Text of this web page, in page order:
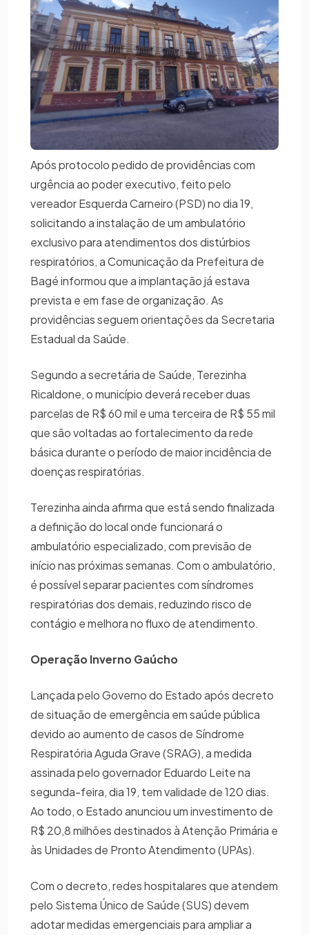
Após protocolo pedido de providências com
urgência ao poder executivo, feito pelo
vereador Esquerda Carneiro (PSD) no dia 19,
solicitando a instalação de um ambulatório
exclusivo para atendimentos dos distúrbios
respiratórios, a Comunicação da Prefeitura de
Bagé informou que a implantação já estava
prevista e em fase de organização. As
providências seguem orientações da Secretaria
Estadual da Saúde.
Segundo a secretária de Saúde, Terezinha
Ricaldone, o município deverá receber duas
parcelas de R$ 60 mil e uma terceira de R$ 55 mil
que são voltadas ao fortalecimento da rede
básica durante o período de maior incidência de
doenças respiratórias.
Terezinha ainda afirma que está sendo finalizada
a definição do local onde funcionará o
ambulatório especializado, com previsão de
início nas próximas semanas. Com o ambulatório,
é possível separar pacientes com síndromes
respiratórias dos demais, reduzindo risco de
contágio e melhora no fluxo de atendimento.
Operação Inverno Gaúcho
Lançada pelo Governo do Estado após decreto
de situação de emergência em saúde pública
devido ao aumento de casos de Síndrome
Respiratória Aguda Grave (SRAG), a medida
assinada pelo governador Eduardo Leite na
segunda-feira, dia 19, tem validade de 120 dias.
Ao todo, o Estado anunciou um investimento de
R$ 20,8 milhões destinados à Atenção Primária e
às Unidades de Pronto Atendimento (UPAs).
Com o decreto, redes hospitalares que atendem
pelo Sistema Único de Saúde (SUS) devem
adotar medidas emergenciais para ampliar a